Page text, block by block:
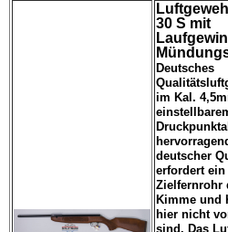
30 S mit
Deutsches
im Kal.
deutscher
erfordert ein
Zielfernrohr
Kimme und
hier nicht
sind. Das